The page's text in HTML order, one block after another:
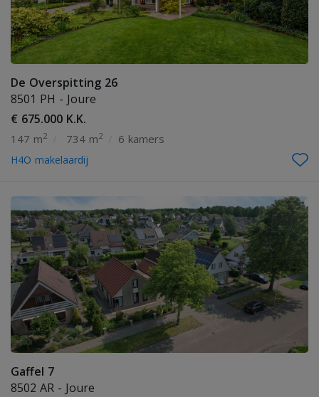
De Overspitting 26
8501 PH - Joure
€ 675.000 K.K.
147 m 2 734 m 2 6 kamers
H4O makelaardij
Gaffel 7
8502 AR - Joure